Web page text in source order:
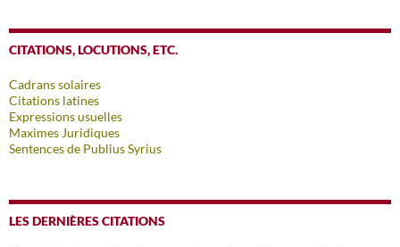
CITATIONS, LOCUTIONS, ETC.
Cadrans solaires
Citations latines
Expressions usuelles
Maximes Juridiques
Sentences de Publius Syrius
LES DERNIÈRES CITATIONS